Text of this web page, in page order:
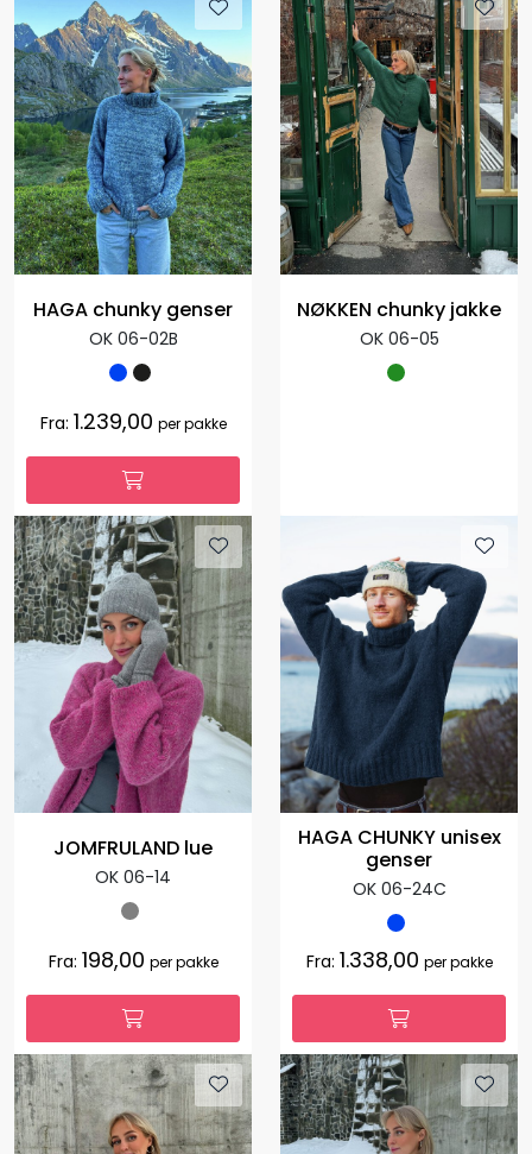
HAGA chunky genser
OK 06-02B
Fra: 1.239,00 per pakke
NØKKEN chunky jakke
OK 06-05
JOMFRULAND lue
OK 06-14
Fra: 198,00 per pakke
HAGA CHUNKY unisex
genser
OK 06-24C
Fra: 1.338,00 per pakke